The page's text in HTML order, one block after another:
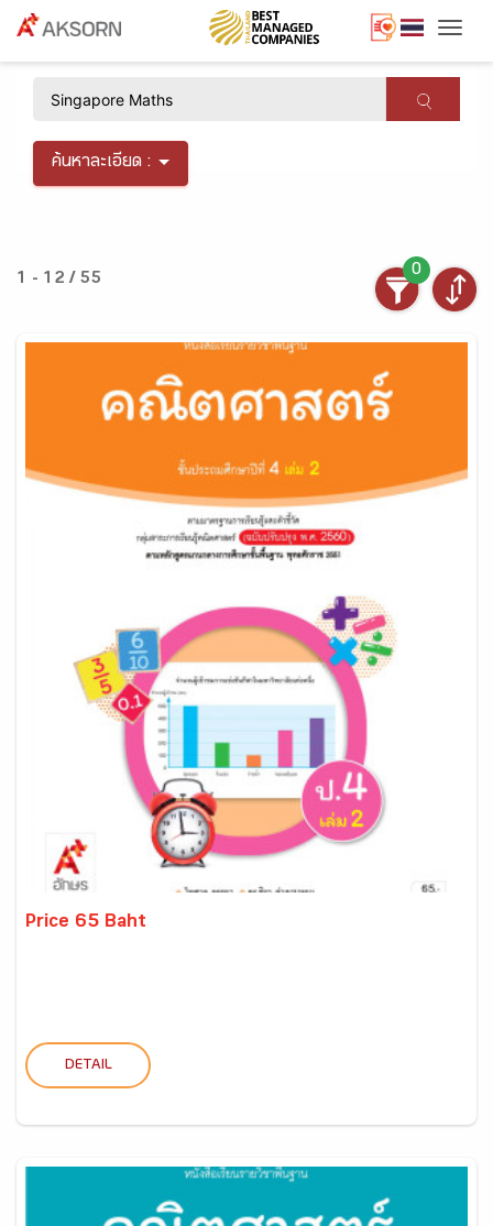
ค้นหาละเอียด :
1 - 12 / 55
0
Price 65 Baht
DETAIL